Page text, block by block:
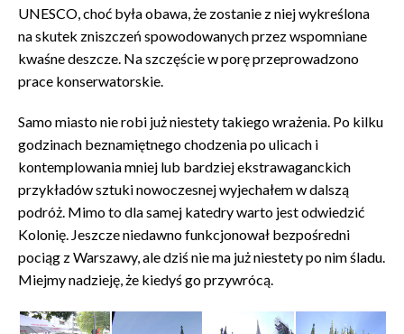
UNESCO, choć była obawa, że zostanie z niej wykreślona
na skutek zniszczeń spowodowanych przez wspomniane
kwaśne deszcze. Na szczęście w porę przeprowadzono
prace konserwatorskie.
Samo miasto nie robi już niestety takiego wrażenia. Po kilku
godzinach beznamiętnego chodzenia po ulicach i
kontemplowania mniej lub bardziej ekstrawaganckich
przykładów sztuki nowoczesnej wyjechałem w dalszą
podróż. Mimo to dla samej katedry warto jest odwiedzić
Kolonię. Jeszcze niedawno funkcjonował bezpośredni
pociąg z Warszawy, ale dziś nie ma już niestety po nim śladu.
Miejmy nadzieję, że kiedyś go przywrócą.